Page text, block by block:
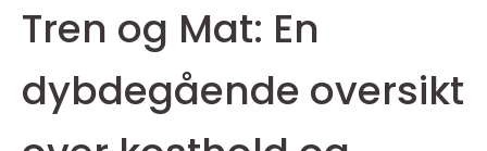
Tren og Mat: En
dybdegående oversikt